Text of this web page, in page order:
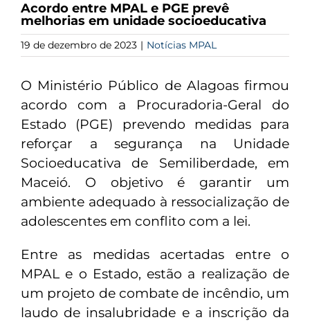
Acordo entre MPAL e PGE prevê
melhorias em unidade socioeducativa
19 de dezembro de 2023 | Notícias MPAL
O Ministério Público de Alagoas firmou
acordo com a Procuradoria-Geral do
Estado (PGE) prevendo medidas para
reforçar a segurança na Unidade
Socioeducativa de Semiliberdade, em
Maceió. O objetivo é garantir um
ambiente adequado à ressocialização de
adolescentes em conflito com a lei.
Entre as medidas acertadas entre o
MPAL e o Estado, estão a realização de
um projeto de combate de incêndio, um
laudo de insalubridade e a inscrição da